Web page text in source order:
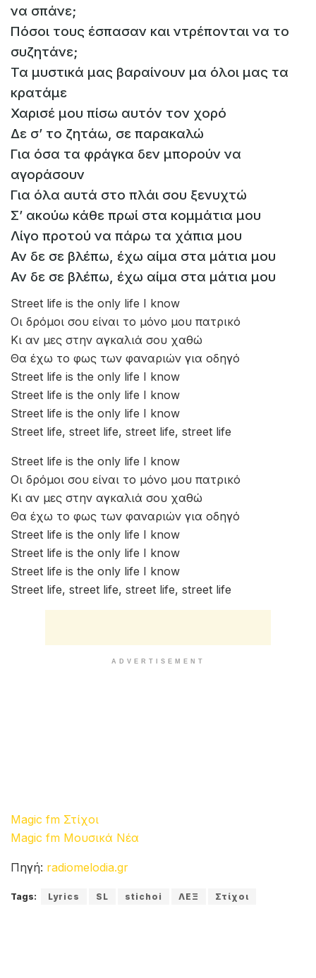
να σπάνε;
Πόσοι τους έσπασαν και ντρέπονται να το
συζητάνε;
Τα μυστικά μας βαραίνουν μα όλοι μας τα
κρατάμε
Χαρισέ μου πίσω αυτόν τον χορό
Δε σ’ το ζητάω, σε παρακαλώ
Για όσα τα φράγκα δεν μπορούν να
αγοράσουν
Για όλα αυτά στο πλάι σου ξενυχτώ
Σ’ ακούω κάθε πρωί στα κομμάτια μου
Λίγο προτού να πάρω τα χάπια μου
Αν δε σε βλέπω, έχω αίμα στα μάτια μου
Αν δε σε βλέπω, έχω αίμα στα μάτια μου
Street life is the only life I know
Οι δρόμοι σου είναι το μόνο μου πατρικό
Κι αν μες στην αγκαλιά σου χαθώ
Θα έχω το φως των φαναριών για οδηγό
Street life is the only life I know
Street life is the only life I know
Street life is the only life I know
Street life, street life, street life, street life
Street life is the only life I know
Οι δρόμοι σου είναι το μόνο μου πατρικό
Κι αν μες στην αγκαλιά σου χαθώ
Θα έχω το φως των φαναριών για οδηγό
Street life is the only life I know
Street life is the only life I know
Street life is the only life I know
Street life, street life, street life, street life
ADVERTISEMENT
Magic fm Στίχοι
Magic fm Μουσικά Νέα
Πηγή: radiomelodia.gr
Tags: Lyrics SL stichoi ΛΕΞ Στίχοι